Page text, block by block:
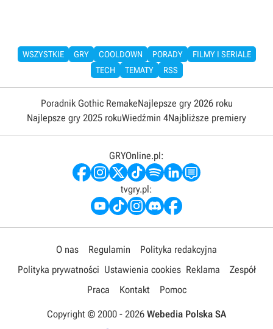
WSZYSTKIE GRY COOLDOWN PORADY
FILMY I SERIALE
TECH
TEMATY RSS
Poradnik Gothic RemakeNajlepsze gry 2026 roku
Najlepsze gry 2025 rokuWiedźmin 4Najbliższe premiery
GRYOnline.pl:
tvgry.pl:
O nas Regulamin
Polityka redakcyjna
Polityka prywatności Ustawienia cookies Reklama
Zespół
Praca
Kontakt Pomoc
Copyright © 2000 - 2026 Webedia Polska SA